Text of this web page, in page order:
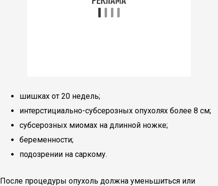
шишках от 20 недель;
интерстициально-субсерозных опухолях более 8 см;
субсерозных миомах на длинной ножке;
беременности;
подозрении на саркому.
После процедуры опухоль должна уменьшиться или